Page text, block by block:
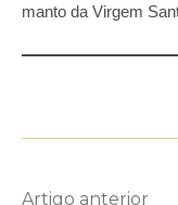
manto da Virgem
Artigo anterior